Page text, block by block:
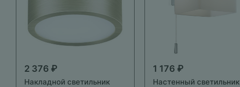
2 376 ₽
Накладной светильник
1 176 ₽
Настенный светильник